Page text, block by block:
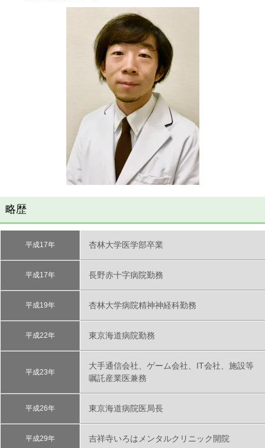
略歴
平成17年 杏林大学医学部卒業
平成17年 長野赤十字病院勤務
平成19年 杏林大学病院精神神経科勤務
平成22年 東京海道病院勤務
平成23年
大手通信会社、ゲーム会社、IT会社、施設等
嘱託産業医兼務
平成26年 東京海道病院医局長
平成29年 吉祥寺いろはメンタルクリニック開院